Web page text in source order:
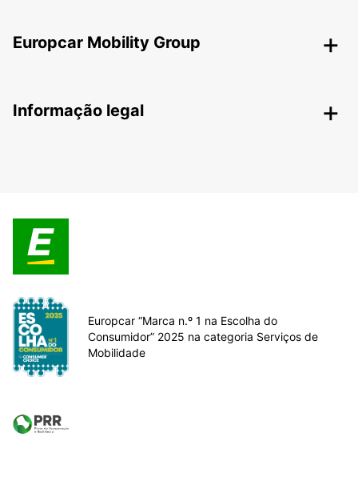
Europcar Mobility Group
Informação legal
Europcar “Marca n.º 1 na Escolha do
Consumidor” 2025 na categoria Serviços de
Mobilidade